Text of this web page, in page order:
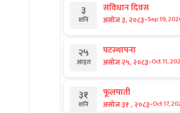
३
शनि
संविधान दिवस
असोज ३, २०८३-Sep 19,
२५
आइत
घटस्थापना
असोज २५, २०८३-Oct 11,
३१
शनि
फूलपाती
असोज ३१ , २०८३-Oct 17,